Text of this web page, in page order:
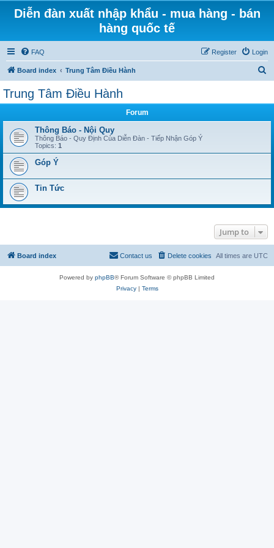
Diễn đàn xuất nhập khẩu - mua hàng - bán
hàng quốc tế
FAQ Login
Register
Board index Trung Tâm Điều Hành
Trung Tâm Điều Hành
Forum
Thông Báo - Nội Quy
Thông Báo - Quy Định Của Diễn Đàn - Tiếp Nhận Góp Ý
Topics: 1
Góp Ý
Tin Tức
Jump to
Board index All times are UTC
Delete cookies
Contact us
Powered by phpBB® Forum Software © phpBB Limited
Privacy| Terms